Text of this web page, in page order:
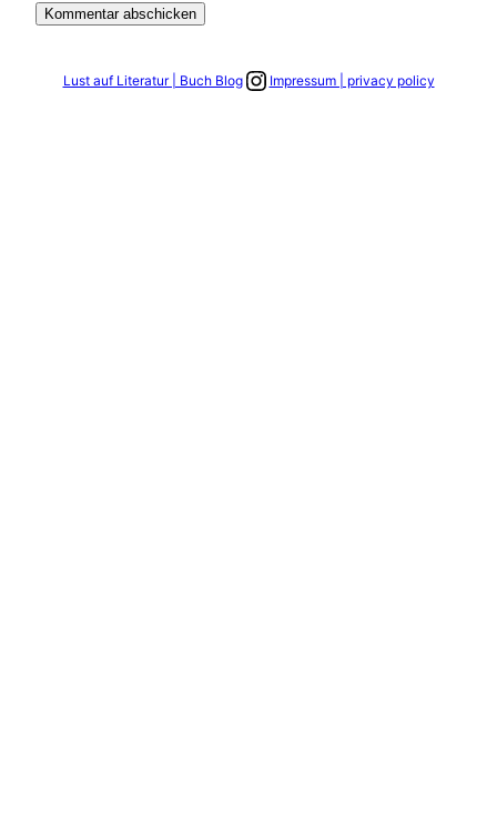
Lust auf Literatur | Buch BlogLink zum Instagram Account
Impressum | privacy policy